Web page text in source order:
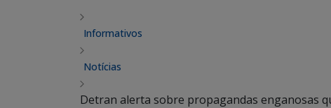
Informativos
Notícias
Detran alerta sobre propagandas enganosas